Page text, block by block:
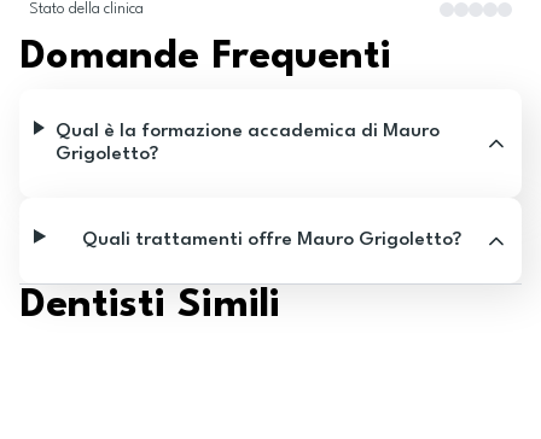
Stato della clinica
Domande Frequenti
Qual è la formazione accademica di Mauro
Grigoletto?
Quali trattamenti offre Mauro Grigoletto?
Dentisti Simili